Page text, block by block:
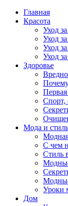
Главная
Красота
Уход
Уход
Уход
Уход
Здоровье
Спорт,
Мода и стиль
С чем
Стиль
Уроки
Дом